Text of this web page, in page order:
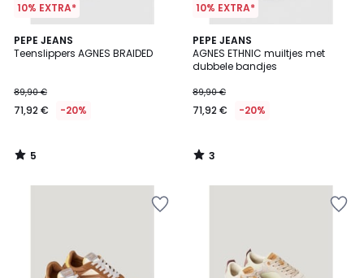
10% EXTRA*
PEPE JEANS
Teenslippers AGNES BRAIDED
89,90 €
71,92 € -20%
5
/
5
/
10% EXTRA*
PEPE JEANS
AGNES ETHNIC muiltjes met
dubbele bandjes
89,90 €
71,92 € -20%
3
/
5
3
/